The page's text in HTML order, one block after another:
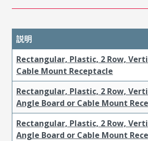
説明
Rectangular, Plastic, 2 Row,
Cable Mount Receptacle
Rectangular, Plastic, 2 Row,
Angle Board or Cable Mount
Rectangular, Plastic, 2 Row,
Angle Board or Cable Mount